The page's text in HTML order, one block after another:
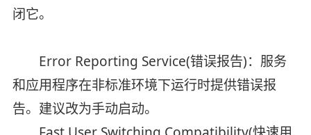
闭它。
Error Reporting Service(错误报告)：服务
和应用程序在非标准环境下运行时提供错误报
告。建议改为手动启动。